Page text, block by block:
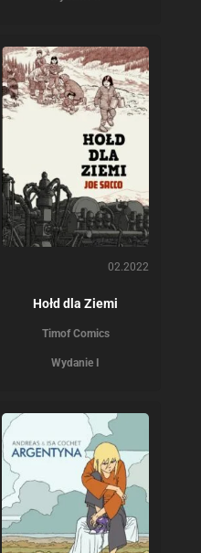
02.2022
Hołd dla Ziemi
Timof Comics
Wydanie I